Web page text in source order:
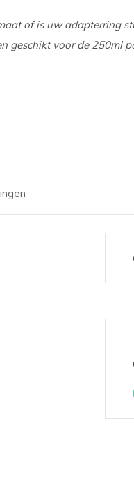
of is uw adapterring
geschikt voor de 250ml